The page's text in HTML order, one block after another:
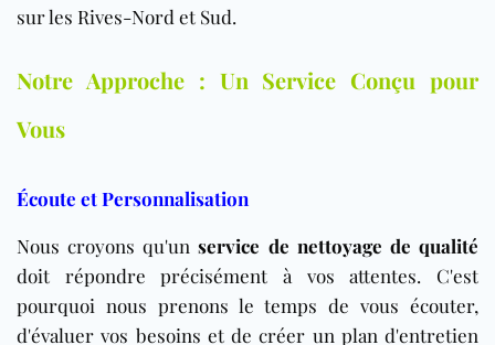
sur les Rives-Nord et Sud.
Notre Approche : Un Service Conçu pour
Vous
Écoute et Personnalisation
Nous croyons qu'unservice de nettoyage de qualité
doit répondre précisément à vos attentes. C'est
pourquoi nous prenons le temps de vous écouter,
d'évaluer vos besoins et de créer un plan d'entretien